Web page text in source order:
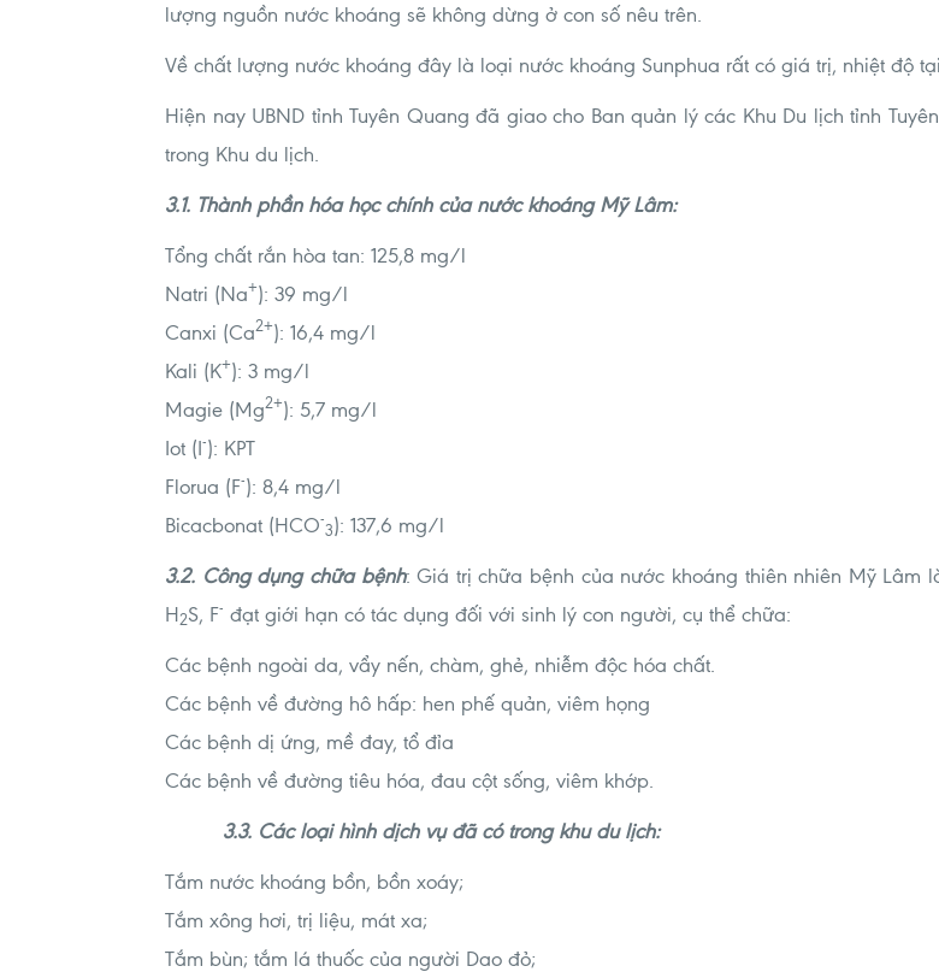
lượng nguồn nước khoáng sẽ không dừng ở con số nêu trên.
Về chất lượng nước khoáng đây là loại nước khoáng Sunphua rất có giá trị, nhiệt độ
Hiện nay UBND tỉnh Tuyên Quang đã giao cho Ban quản lý các Khu Du lịch tỉnh
trong Khu du lịch.
3.1. Thành phần hóa học chính của nước khoáng Mỹ Lâm:
Tổng chất rắn hòa tan: 125,8 mg/l
Natri (Na+): 39 mg/l
Canxi (Ca2+): 16,4 mg/l
Kali (K+): 3 mg/l
Magie (Mg2+): 5,7 mg/l
Iot (I-): KPT
Florua (F-): 8,4 mg/l
Bicacbonat (HCO­­­-
3): 137,6 mg/l
3.2. Công dụng chữa bệnh: Giá trị chữa bệnh của nước khoáng thiên nhiên Mỹ
H2S, F- đạt giới hạn có tác dụng đối với sinh lý con người, cụ thể chữa:
Các bệnh ngoài da, vẩy nến, chàm, ghẻ, nhiễm độc hóa chất.
Các bệnh về đường hô hấp: hen phế quản, viêm họng
Các bệnh dị ứng, mề đay, tổ đỉa
Các bệnh về đường tiêu hóa, đau cột sống, viêm khớp.
3.3. Các loại hình dịch vụ đã có trong khu du lịch:
Tắm nước khoáng bồn, bồn xoáy;
Tắm xông hơi, trị liệu, mát xa;
Tắm bùn; tắm lá thuốc của người Dao đỏ;